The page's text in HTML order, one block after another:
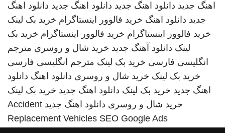
اهنگ جدید دانلود اهنگ جدید دانلود اهنگ جدید دانلود اهنگ
جدید دانلود اهنگ خرید فالوور اینستاگرام خرید بک لینک
خرید فالوور اینستاگرام خرید فالوور اینستاگرام خرید بک
لینک دانلود آهنگ جدید خرید شال و روسری مترجم
انگلیسی فارسی خرید بک لینک مترجم انگلیسی فارسی
خرید بک لینک خرید شال و روسری دانلود اهنگ دانلود
اهنگ جدید خرید بک لینک دانلود اهنگ جدید خرید بک لینک
خرید شال و روسری دانلود اهنگ جدید Accident
Replacement Vehicles SEO Google Ads